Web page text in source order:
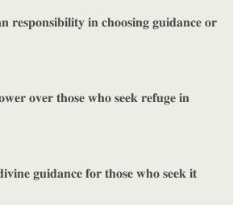
𝐢𝐧 𝐜𝐡𝐨𝐨𝐬𝐢𝐧𝐠 𝐠𝐮𝐢𝐝𝐚𝐧𝐜𝐞 𝐨𝐫
𝐨𝐯𝐞𝐫 𝐭𝐡𝐨𝐬𝐞 𝐰𝐡𝐨 𝐬𝐞𝐞𝐤 𝐫𝐞𝐟𝐮𝐠𝐞 𝐢𝐧
𝐠𝐮𝐢𝐝𝐚𝐧𝐜𝐞 𝐟𝐨𝐫 𝐭𝐡𝐨𝐬𝐞 𝐰𝐡𝐨 𝐬𝐞𝐞𝐤 𝐢𝐭